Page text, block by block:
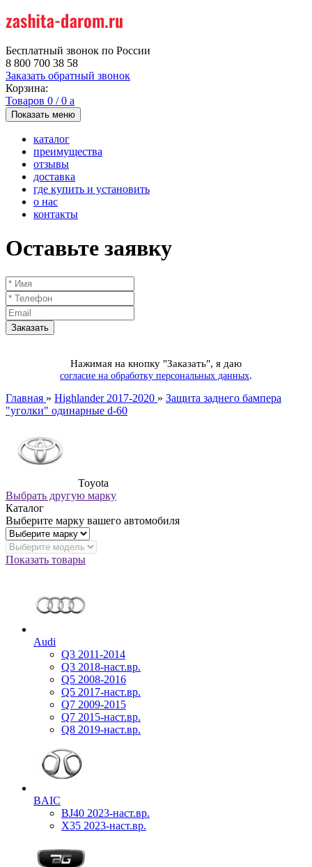
Бесплатный звонок по России
8 800 700 38 58
Заказать обратный звонок
Корзина:
Товаров 0 /0 a
Показать меню
каталог
преимущества
отзывы
доставка
где купить и установить
о нас
контакты
Оставьте заявку
Нажимая на кнопку "Заказать", я даю
согласие на обработку персональных данных.
Главная » Highlander 2017-2020 » Защита заднего бампера
"уголки" одинарные d-60
Toyota
Выбрать другую марку
Каталог
Выберите марку вашего автомобиля
Показать товары
Audi
Q3 2011-2014
Q3 2018-наст.вр.
Q5 2008-2016
Q5 2017-наст.вр.
Q7 2009-2015
Q7 2015-наст.вр.
Q8 2019-наст.вр.
BAIC
BJ40 2023-наст.вр.
X35 2023-наст.вр.